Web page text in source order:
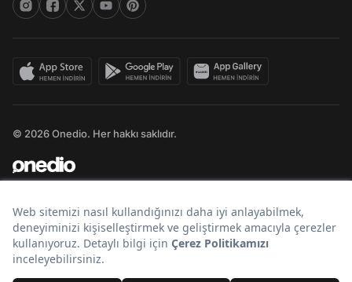
© 2026 Onedio. Her hakkı saklıdır.
Bir markasıdır.